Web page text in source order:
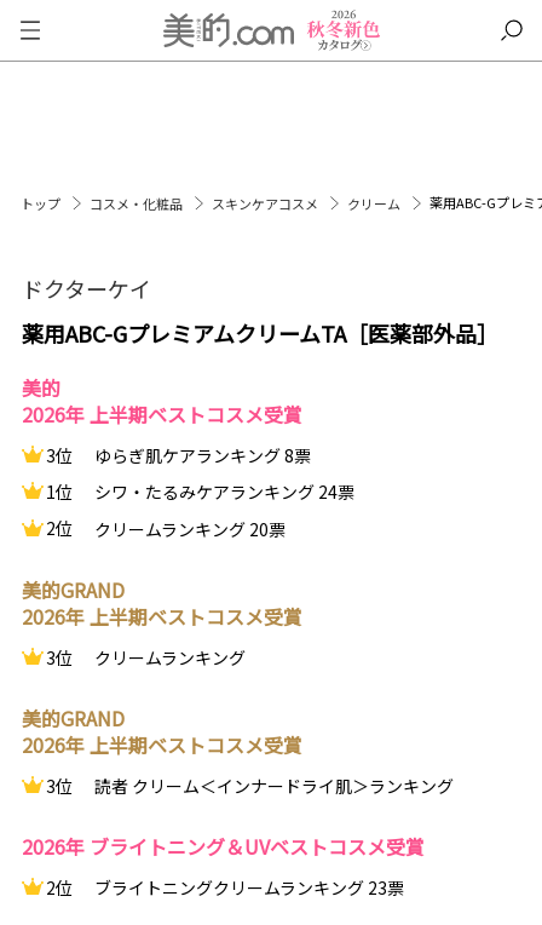
トップ コスメ・化粧品 スキンケアコスメ クリーム 薬用ABC-Gプレミ
ドクターケイ
薬用ABC-GプレミアムクリームTA［医薬部外品］
美的
2026年 上半期ベストコスメ受賞
3位
ゆらぎ肌ケアランキング 8票
1位
シワ・たるみケアランキング 24票
2位
クリームランキング 20票
美的GRAND
2026年 上半期ベストコスメ受賞
3位 クリームランキング
美的GRAND
2026年 上半期ベストコスメ受賞
3位 読者 クリーム＜インナードライ肌＞ランキング
2026年 ブライトニング＆UVベストコスメ受賞
2位 ブライトニングクリームランキング 23票